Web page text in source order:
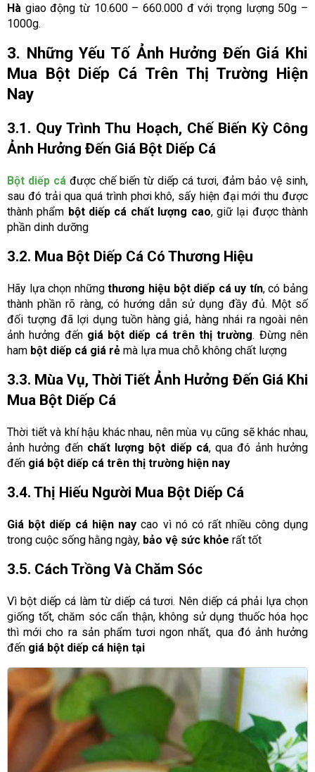
Hà giao động từ 10.600 – 660.000 đ với trọng lượng 50g –
1000g.
3. Những Yếu Tố Ảnh Hưởng Đến Giá Khi
Mua Bột Diếp Cá Trên Thị Trường Hiện
Nay
3.1. Quy Trình Thu Hoạch, Chế Biến Kỳ Công
Ảnh Hưởng Đến Giá Bột Diếp Cá
Bột diếp cá được chế biến từ diếp cá tươi, đảm bảo vệ sinh,
sau đó trải qua quá trình phơi khô, sấy hiện đại mới thu được
thành phẩm bột diếp cá chất lượng cao, giữ lại được thành
phần dinh dưỡng
3.2. Mua Bột Diếp Cá Có Thương Hiệu
Hãy lựa chọn nhữngthương hiệu bột diếp cá uy tín, có bảng
thành phần rõ ràng, có hướng dẫn sử dụng đầy đủ. Một số
đối tượng đã lợi dụng tuồn hàng giả, hàng nhái ra ngoài nên
ảnh hưởng đến giá bột diếp cá trên thị trường. Đừng nên
ham bột diếp cá giá rẻ mà lựa mua chỗ không chất lượng
3.3. Mùa Vụ, Thời Tiết Ảnh Hưởng Đến Giá Khi
Mua Bột Diếp Cá
Thời tiết và khí hậu khác nhau, nên mùa vụ cũng sẽ khác nhau,
ảnh hưởng đến chất lượng bột diếp cá, qua đó ảnh hưởng
đến giá bột diếp cá trên thị trường hiện nay
3.4. Thị Hiếu Người Mua Bột Diếp Cá
Giá bột diếp cá hiện nay cao vì nó có rất nhiều công dụng
trong cuộc sống hằng ngày, bảo vệ sức khỏe rất tốt
3.5. Cách Trồng Và Chăm Sóc
Vì bột diếp cá làm từ diếp cá tươi. Nên diếp cá phải lựa chọn
giống tốt, chăm sóc cẩn thận, không sử dụng thuốc hóa học
thì mới cho ra sản phẩm tươi ngon nhất, qua đó ảnh hưởng
đến giá bột diếp cá hiện tại